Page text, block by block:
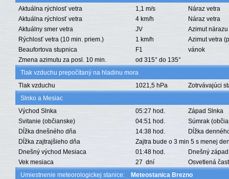
Aktuálna rýchlosť vetra
1,1 m/s
Náraz vetra
Aktuálna rýchlosť vetra
4 km/h
Náraz vetra
Aktuálny smer vetra
JV
Azimut
Rýchlosť vetra (10 min. priem.)
1 km/h
Azimut vetra
Beaufortova stupnica
F1
vánok
Zmena azimutu za posl. 10 min.
od 315° do 135°
Tlak vzduchu prepočítaný na hladinu mora
Tlak vzduchu
1021,5 hPa
Zotrvávajúci
Slnko a Mesiac
Východ Slnka
05:27 hod.
Západ Slnka
Svitanie (občianske)
04:51 hod.
Súmrak
Dĺžka dnešného dňa
14:38 hod.
Dĺžka
Dĺžka zajtrajšieho dňa
Zajtra bude o 3 min 5 s menej
Dnešný východ Mesiaca
01:48 hod.
Dnešný
Vek mesiaca
27 dní
Osvetlená
Umiestnenie meteorologickej stanice:
Meteostanica Brezno